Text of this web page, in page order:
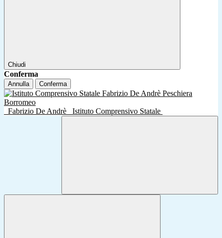
Chiudi
Conferma
Annulla Conferma
Fabrizio De Andrè Istituto Comprensivo Statale